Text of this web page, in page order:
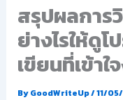
สรุปผลการ
ย่างไรให้ดู
เขียนที่เข้า
ByGoodWriteUp/11/